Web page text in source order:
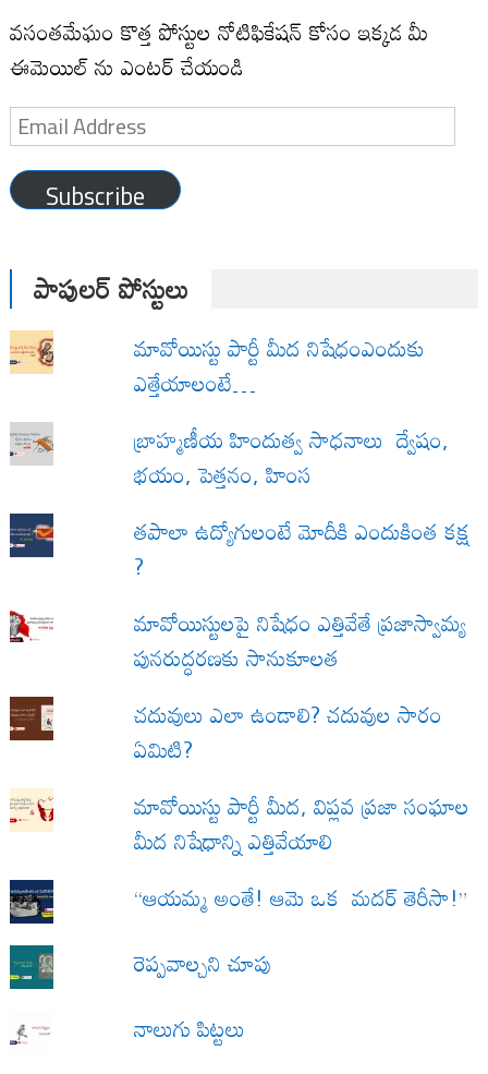
వసంతమేఘం కొత్త పోస్టుల నోటిఫికేషన్ కోసం ఇక్కడ మీ
ఈమెయిల్ ను ఎంటర్ చేయండి
Email
Address
Subscribe
పాపులర్ పోస్టులు
మావోయిస్టు పార్టీ మీద నిషేధంఎందుకు
ఎత్తేయాలంటే…
బ్రాహ్మణీయ హిందుత్వ సాధనాలు ద్వేషం,
భయం, పెత్తనం, హింస
త‌పాలా ఉద్యోగులంటే మోదీకి ఎందుకింత కక్ష
?
మావోయిస్టులపై నిషేధం ఎత్తివేతే ప్రజాస్వామ్య
పునరుద్ధరణకు సానుకూలత
చదువులు ఎలా ఉండాలి? చదువుల సారం
ఏమిటి?
మావోయిస్టు పార్టీ మీద, విప్లవ ప్రజా సంఘాల
మీద నిషేధాన్ని ఎత్తివేయాలి
“ఆయమ్మ అంతే! ఆమె ఒక మదర్ తెరీసా!”
రెప్పవాల్చని చూపు
నాలుగు పిట్టలు